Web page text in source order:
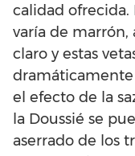
calidad ofrecida.
varía de marrón,
claro y estas
dramáticamente
el efecto de la
la Doussié se
aserrado de los